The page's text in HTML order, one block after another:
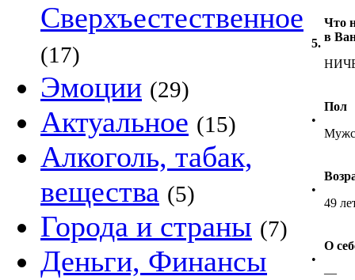
Сверхъестественное
(17)
Эмоции (29)
Актуальное (15)
Алкоголь, табак,
вещества (5)
Города и страны (7)
Деньги, Финансы
5.
Что
в
•
Пол
•
49
•
О
—